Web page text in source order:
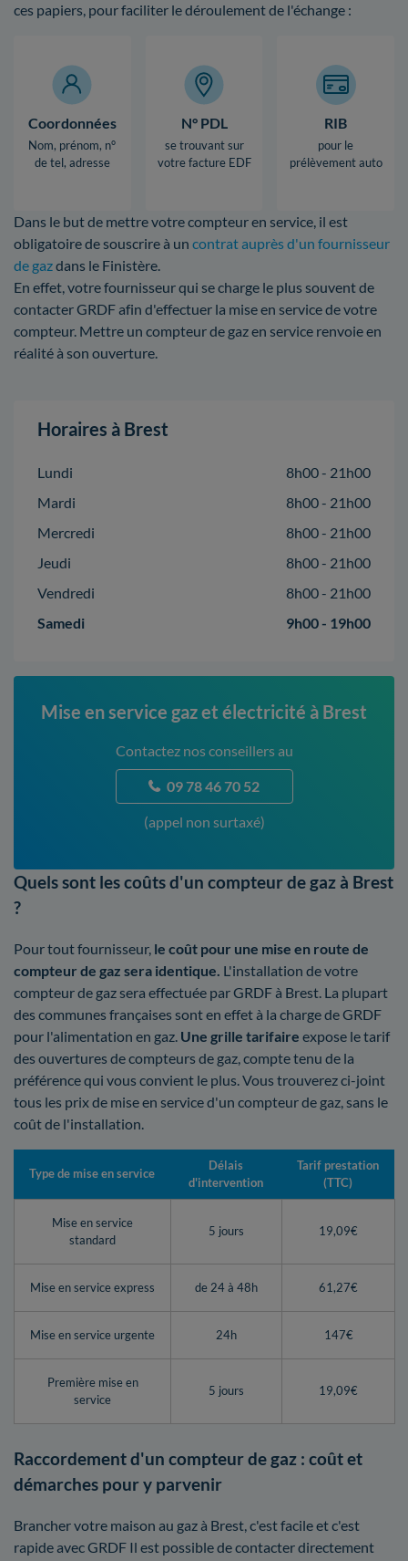
ces papiers, pour faciliter le déroulement de l'échange :
Coordonnées
Nom, prénom, n°
de tel, adresse
N° PDL
se trouvant sur
votre facture EDF
RIB
pour le
prélèvement auto
Dans le but de mettre votre compteur en service, il est
obligatoire de souscrire à un contrat auprès d'un fournisseur
de gazdans le Finistère.
En effet, votre fournisseur qui se charge le plus souvent de
contacter GRDF afin d'effectuer la mise en service de votre
compteur. Mettre un compteur de gaz en service renvoie en
réalité à son ouverture.
Horaires à Brest
Lundi
8h00 - 21h00
Mardi
8h00 - 21h00
Mercredi
8h00 - 21h00
Jeudi
8h00 - 21h00
Vendredi
8h00 - 21h00
Samedi
9h00 - 19h00
Mise en service gaz et électricité à Brest
Contactez nos conseillers au
09 78 46 70 52
(appel non surtaxé)
Quels sont les coûts d'un compteur de gaz à Brest
?
Pour tout fournisseur, le coût pour une mise en route de
compteur de gaz sera identique. L'installation de votre
compteur de gaz sera effectuée par GRDF à Brest. La plupart
des communes françaises sont en effet à la charge de GRDF
pour l'alimentation en gaz. Une grille tarifaire expose le tarif
des ouvertures de compteurs de gaz, compte tenu de la
préférence qui vous convient le plus. Vous trouverez ci-joint
tous les prix de mise en service d'un compteur de gaz, sans le
coût de l'installation.
Type de mise en service
Délais
d'intervention
Tarif prestation
(TTC)
Mise en service
standard
5 jours 19,09€
Mise en service express de 24 à 48h 61,27€
Mise en service urgente 24h 147€
Première mise en
service
5 jours 19,09€
Raccordement d'un compteur de gaz : coût et
démarches pour y parvenir
Brancher votre maison au gaz à Brest, c'est facile et c'est
rapide avec GRDF Il est possible de contacter directement